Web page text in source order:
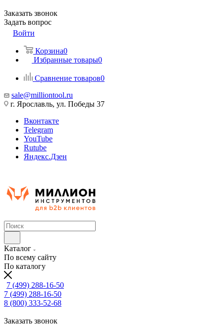
Заказать звонок
Задать вопрос
Войти
Корзина0
Избранные товары0
Сравнение товаров0
sale@milliontool.ru
г. Ярославль, ул. Победы 37
Вконтакте
Telegram
YouTube
Rutube
Яндекс.Дзен
Каталог
По всему сайту
По каталогу
7 (499) 288-16-50
7 (499) 288-16-50
8 (800) 333-52-68
Заказать звонок